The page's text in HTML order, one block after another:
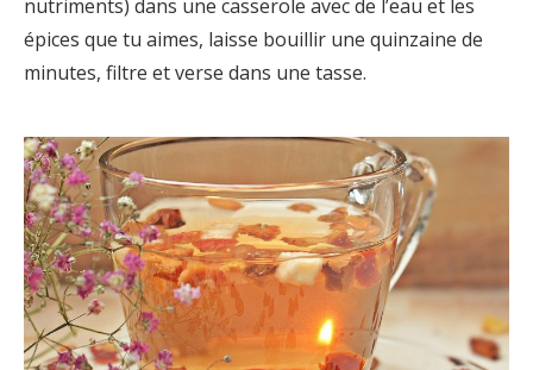
nutriments) dans une casserole avec de l’eau et les
épices que tu aimes, laisse bouillir une quinzaine de
minutes, filtre et verse dans une tasse.